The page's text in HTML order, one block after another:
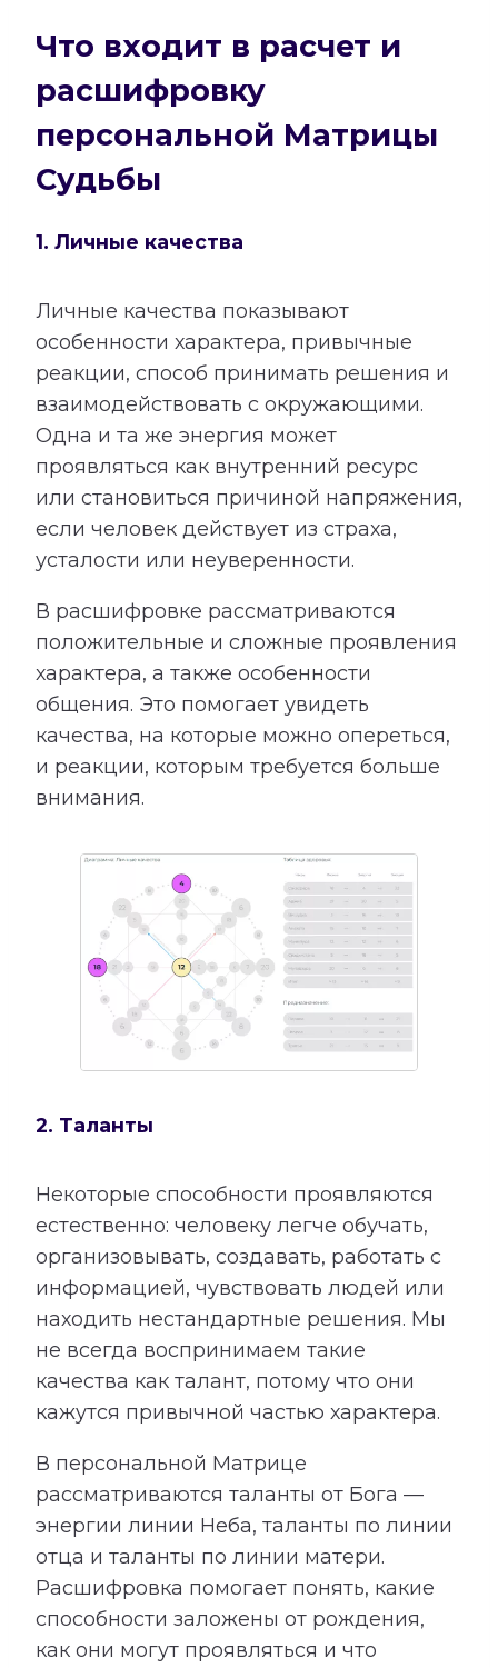
Что входит в расчет и
расшифровку
персональной Матрицы
Судьбы
1. Личные качества
Личные качества показывают
особенности характера, привычные
реакции, способ принимать решения и
взаимодействовать с окружающими.
Одна и та же энергия может
проявляться как внутренний ресурс
или становиться причиной напряжения,
если человек действует из страха,
усталости или неуверенности.
В расшифровке рассматриваются
положительные и сложные проявления
характера, а также особенности
общения. Это помогает увидеть
качества, на которые можно опереться,
и реакции, которым требуется больше
внимания.
2. Таланты
Некоторые способности проявляются
естественно: человеку легче обучать,
организовывать, создавать, работать с
информацией, чувствовать людей или
находить нестандартные решения. Мы
не всегда воспринимаем такие
качества как талант, потому что они
кажутся привычной частью характера.
В персональной Матрице
рассматриваются таланты от Бога —
энергии линии Неба, таланты по линии
отца и таланты по линии матери.
Расшифровка помогает понять, какие
способности заложены от рождения,
как они могут проявляться и что